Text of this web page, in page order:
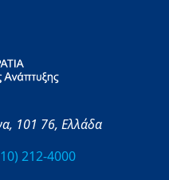
101 76, Ελλάδα
212-4000